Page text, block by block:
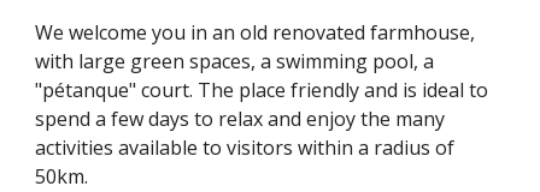
We welcome you in an old renovated farmhouse,
with large green spaces, a swimming pool, a
"pétanque" court. The place friendly and is ideal to
spend a few days to relax and enjoy the many
activities available to visitors within a radius of
50km.